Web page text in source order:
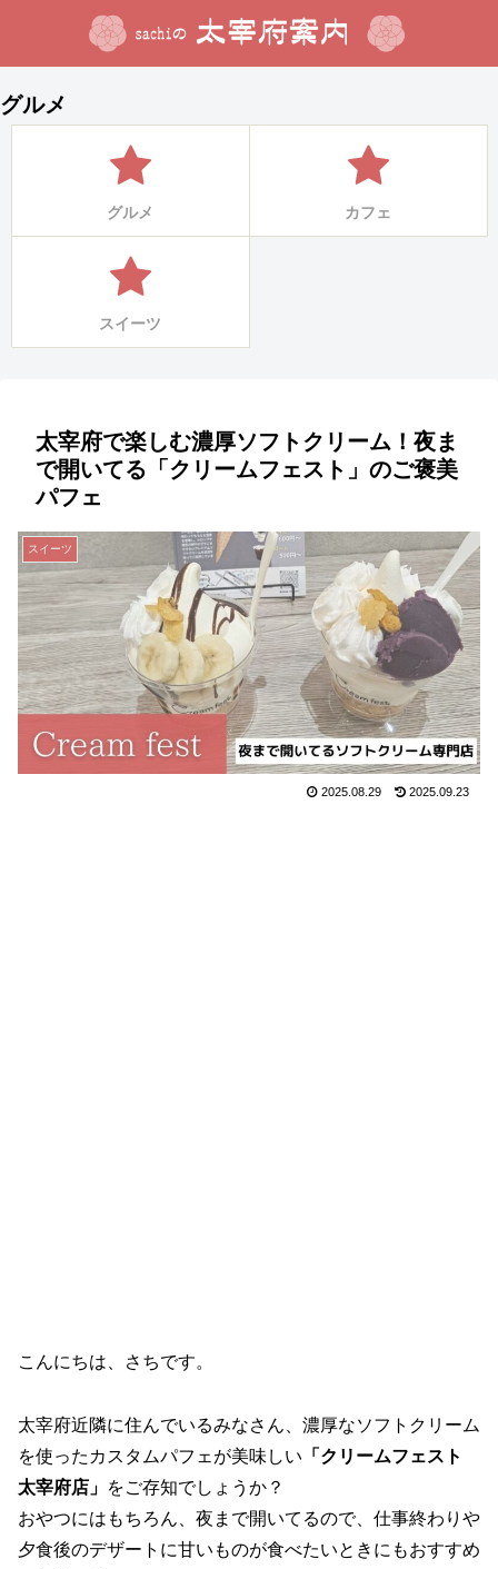
グルメ
グルメ カフェ
スイーツ
太宰府で楽しむ濃厚ソフトクリーム！夜ま
で開いてる「クリームフェスト」のご褒美
パフェ
スイーツ
2025.08.29 2025.09.23
こんにちは、さちです。
太宰府近隣に住んでいるみなさん、濃厚なソフトクリーム
を使ったカスタムパフェが美味しい 「クリームフェスト
太宰府店」 をご存知でしょうか？
おやつにはもちろん、夜まで開いてるので、仕事終わりや
夕食後のデザートに甘いものが食べたいときにもおすすめ